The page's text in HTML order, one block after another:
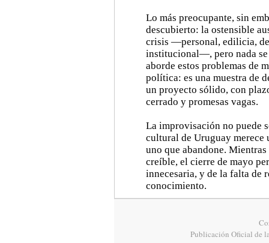
Lo más preocupante, sin
descubierto: la ostensible
crisis —personal, edilicia,
institucional—, pero nada se
aborde estos problemas de
política: es una muestra de
un proyecto sólido, con
cerrado y promesas vagas.
La improvisación no puede
cultural de Uruguay merece
uno que abandone.
creíble, el cierre de mayo
innecesaria, y de la falta de
conocimiento.
Publicación Oficial de